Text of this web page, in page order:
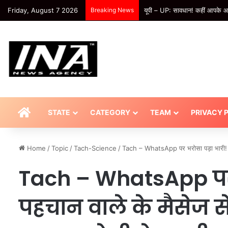
Friday, August 7 2026 Breaking News यूपी – UP: सावधान! कहीं आपके
HOMESTATE CATEGORY TEAM PRIVACY
Home /Topic /Tach-Science /Tach – WhatsApp पर भरोसा पड़ा
Tach – WhatsApp
पहचान वाले के मैसेज